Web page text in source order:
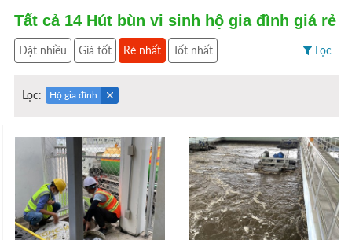
Tất cả 14 Hút bùn vi sinh hộ gia đình giá rẻ
Đặt nhiều Giá tốt Rẻ nhất Tốt nhất Lọc
Lọc: Hộ gia đình